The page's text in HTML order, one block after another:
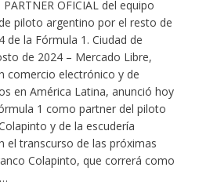
OFICIAL del equipo
piloto argentino por el resto de
de la Fórmula 1. Ciudad de
de 2024 – Mercado Libre,
comercio electrónico y de
en América Latina, anunció hoy
1 como partner del piloto
y de la escudería
el transcurso de las próximas
Colapinto, que correrá como